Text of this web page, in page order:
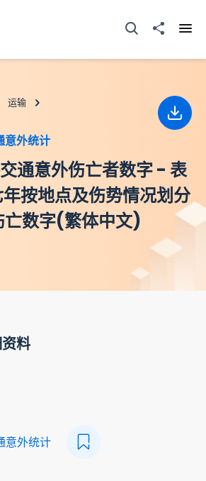
打开搜寻器分享至
运输
意外统计
通意外伤亡者数字 - 表
年按地点及伤势情况划分
亡数字(繁体中文)
下载
料
意外统计